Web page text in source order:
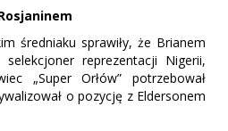
średniaku sprawiły, że Brianem
reprezentacji Nigerii,
„Super Orłów” potrzebował
o pozycję z Eldersonem